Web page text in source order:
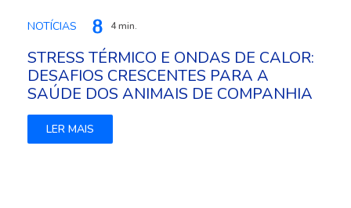
NOTÍCIAS 4 min.
STRESS TÉRMICO E ONDAS DE CALOR:
DESAFIOS CRESCENTES PARA A
SAÚDE DOS ANIMAIS DE COMPANHIA
LER MAIS